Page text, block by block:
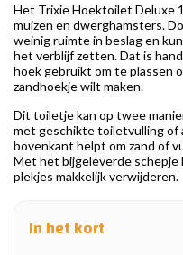
Het Trixie Hoektoilet Deluxe
muizen en dwerghamsters.
weinig ruimte in beslag en
het verblijf zetten. Dat is
hoek gebruikt om te plassen
zandhoekje wilt maken.
Dit toiletje kan op twee
met geschikte toiletvulling of
bovenkant helpt om zand of
Met het bijgeleverde
plekjes makkelijk verwijderen.
In het kort